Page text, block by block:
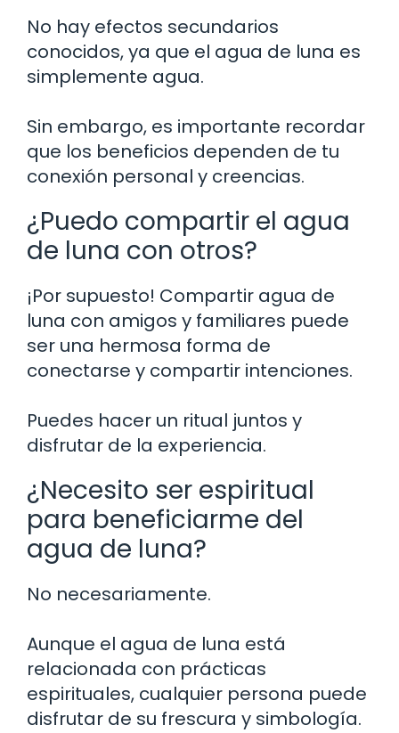
No hay efectos secundarios
conocidos, ya que el agua de luna es
simplemente agua.
Sin embargo, es importante recordar
que los beneficios dependen de tu
conexión personal y creencias.
¿Puedo compartir el agua
de luna con otros?
¡Por supuesto! Compartir agua de
luna con amigos y familiares puede
ser una hermosa forma de
conectarse y compartir intenciones.
Puedes hacer un ritual juntos y
disfrutar de la experiencia.
¿Necesito ser espiritual
para beneficiarme del
agua de luna?
No necesariamente.
Aunque el agua de luna está
relacionada con prácticas
espirituales, cualquier persona puede
disfrutar de su frescura y simbología.